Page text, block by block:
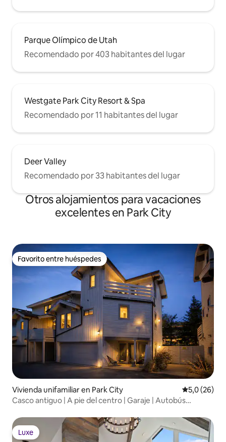
Parque Olímpico de Utah
Recomendado por 403 habitantes del lugar
Westgate Park City Resort & Spa
Recomendado por 11 habitantes del lugar
Deer Valley
Recomendado por 33 habitantes del lugar
Otros alojamientos para vacaciones
excelentes en Park City
Favorito entre huéspedes
Favorito entre huéspedes
Vivienda unifamiliar en Park City Calificación
5,0 (26)
Casco antiguo | A pie del centro | Garaje | Autobús
Luxe
Luxe